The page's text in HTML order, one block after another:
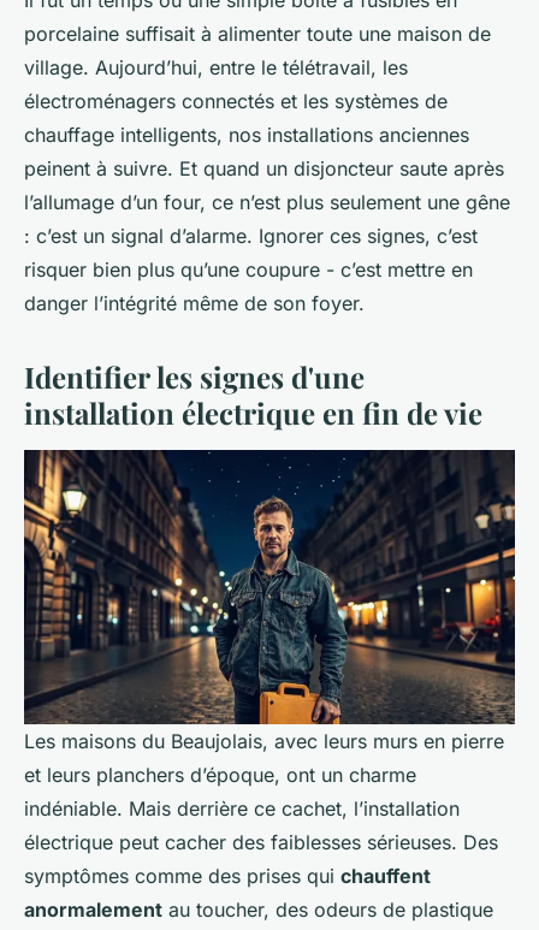
porcelaine suffisait à alimenter toute une maison de
village. Aujourd’hui, entre le télétravail, les
électroménagers connectés et les systèmes de
chauffage intelligents, nos installations anciennes
peinent à suivre. Et quand un disjoncteur saute après
l’allumage d’un four, ce n’est plus seulement une gêne
: c’est un signal d’alarme. Ignorer ces signes, c’est
risquer bien plus qu’une coupure - c’est mettre en
danger l’intégrité même de son foyer.
Identifier les signes d'une
installation électrique en fin de vie
Les maisons du Beaujolais, avec leurs murs en pierre
et leurs planchers d’époque, ont un charme
indéniable. Mais derrière ce cachet, l’installation
électrique peut cacher des faiblesses sérieuses. Des
symptômes comme des prises qui chauffent
anormalement au toucher, des odeurs de plastique